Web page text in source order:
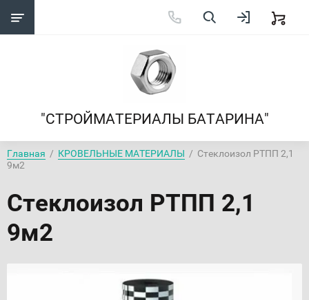
"СТРОЙМАТЕРИАЛЫ БАТАРИНА"
Главная
  /
КРОВЕЛЬНЫЕ МАТЕРИАЛЫ
  /  Стеклоизол РТПП 2,1
9м2
Стеклоизол РТПП 2,1
9м2